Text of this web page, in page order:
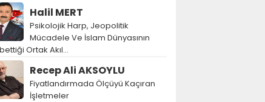
Halil MERT
Psikolojik Harp, Jeopolitik
Mücadele Ve İslam Dünyasının
Ortak Akıl…
Recep Ali AKSOYLU
Fiyatlandırmada Ölçüyü Kaçıran
İşletmeler